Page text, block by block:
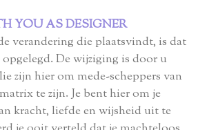
YOU AS DESIGNER
verandering die plaatsvindt, is dat
De wijziging is door u
zijn hier om mede-scheppers van
te zijn. Je bent hier om je
kracht, liefde en wijsheid uit te